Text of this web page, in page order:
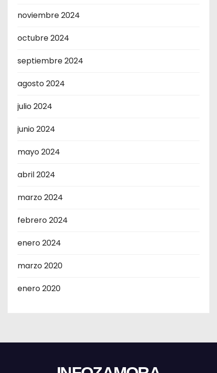
noviembre 2024
octubre 2024
septiembre 2024
agosto 2024
julio 2024
junio 2024
mayo 2024
abril 2024
marzo 2024
febrero 2024
enero 2024
marzo 2020
enero 2020